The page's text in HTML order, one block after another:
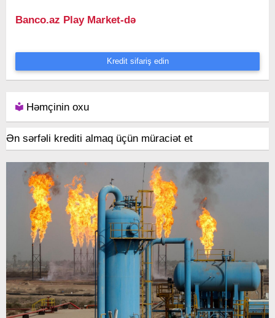
Banco.az Play Market-də
Kredit sifariş edin
Həmçinin oxu
Ən sərfəli krediti almaq üçün müraciət et